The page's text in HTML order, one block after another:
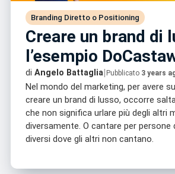
Branding Diretto o Positioning
Creare un brand di
l’esempio
di Angelo Battaglia| Pubblicato 3 years
Nel mondo del marketing, per avere
creare un brand di lusso, occorre
che non significa urlare più degli altri
diversamente. O cantare per persone
diversi dove gli altri non cantano.